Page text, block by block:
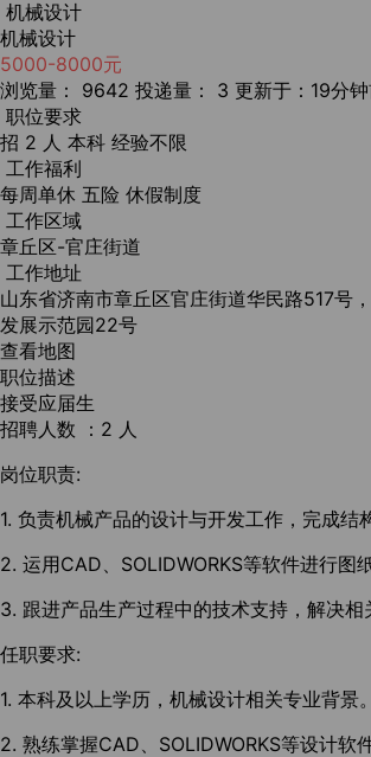
机械设计
机械设计
5000-8000元
浏览量： 9642 投递量： 3 更新于：19分
职位要求
招 2 人 本科 经验不限
工作福利
每周单休 五险 休假制度
工作区域
章丘区-官庄街道
工作地址
山东省济南市章丘区官庄街道华民路517号
发展示范园22号
查看地图
职位描述
接受应届生
招聘人数 ：2 人
岗位职责:
1. 负责机械产品的设计与开发工作，完成结
2. 运用CAD、SOLIDWORKS等软件进行图
3. 跟进产品生产过程中的技术支持，解决相
任职要求:
1. 本科及以上学历，机械设计相关专业背景。
2. 熟练掌握CAD、SOLIDWORKS等设计软